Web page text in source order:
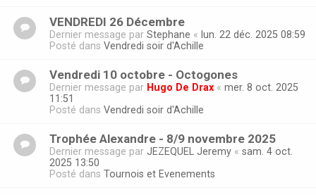
VENDREDI 26 Décembre
Dernier message par Stephane « lun. 22 déc. 2025 08:59
Posté dans Vendredi soir d'Achille
Vendredi 10 octobre - Octogones
Dernier message par Hugo De Drax « mer. 8 oct. 2025
11:51
Posté dans Vendredi soir d'Achille
Trophée Alexandre - 8/9 novembre 2025
Dernier message par JEZEQUEL Jeremy « sam. 4 oct.
2025 13:50
Posté dans Tournois et Evenements